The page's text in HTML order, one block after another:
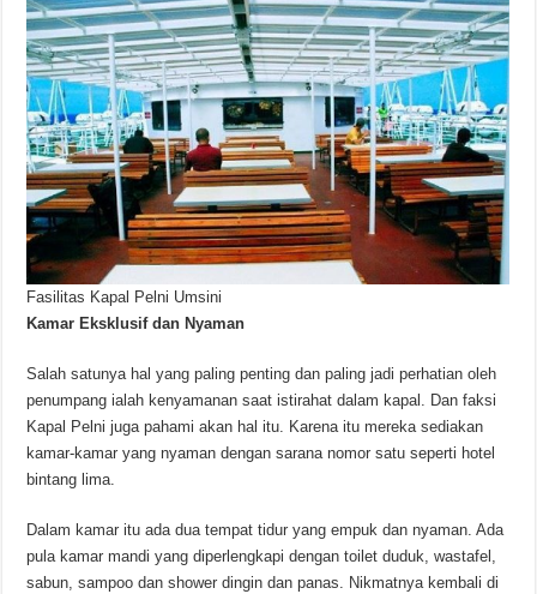
Fasilitas Kapal Pelni Umsini
Kamar Eksklusif dan Nyaman
Salah satunya hal yang paling penting dan paling jadi perhatian oleh
penumpang ialah kenyamanan saat istirahat dalam kapal. Dan faksi
Kapal Pelni juga pahami akan hal itu. Karena itu mereka sediakan
kamar-kamar yang nyaman dengan sarana nomor satu seperti hotel
bintang lima.
Dalam kamar itu ada dua tempat tidur yang empuk dan nyaman. Ada
pula kamar mandi yang diperlengkapi dengan toilet duduk, wastafel,
sabun, sampoo dan shower dingin dan panas. Nikmatnya kembali di